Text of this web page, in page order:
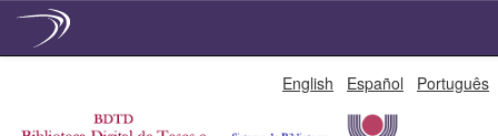
English Español Português